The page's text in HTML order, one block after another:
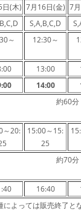
(木) 7月16日(金) 7
S,A,B,C,D
～ 12:30～
13:00
14:00
約60分
～20:
15:00～15:
25
約70分
16:40
によっては販売終了と